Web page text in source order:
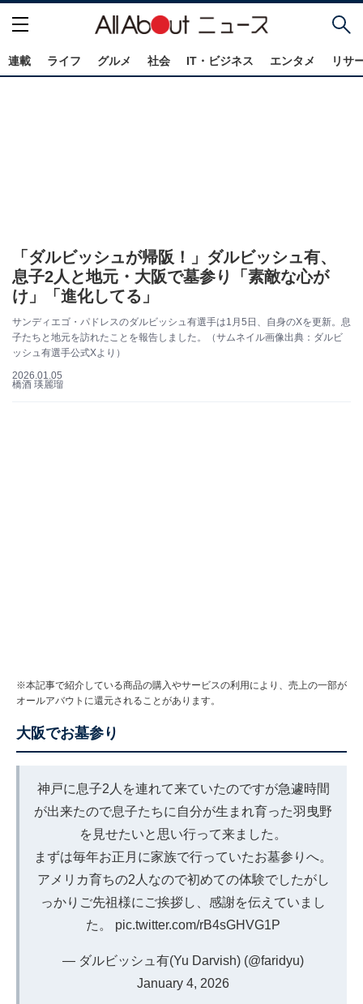
連載 ライフ グルメ 社会 IT・ビジネス エンタメ リサ
「ダルビッシュが帰阪！」ダルビッシュ有、
息子2人と地元・大阪で墓参り「素敵な心が
け」「進化してる」
サンディエゴ・パドレスのダルビッシュ有選手は1月5日、自身のXを更新。息
子たちと地元を訪れたことを報告しました。（サムネイル画像出典：ダルビ
ッシュ有選手公式Xより）
2026.01.05
橋酒 瑛麗瑠
※本記事で紹介している商品の購入やサービスの利用により、売上の一部が
オールアバウトに還元されることがあります。
大阪でお墓参り
神戸に息子2人を連れて来ていたのですが急遽時間
が出来たので息子たちに自分が生まれ育った羽曳野
を見せたいと思い行って来ました。
まずは毎年お正月に家族で行っていたお墓参りへ。
アメリカ育ちの2人なので初めての体験でしたがし
っかりご先祖様にご挨拶し、感謝を伝えていまし
た。 pic.twitter.com/rB4sGHVG1P
— ダルビッシュ有(Yu Darvish) (@faridyu)
January 4, 2026